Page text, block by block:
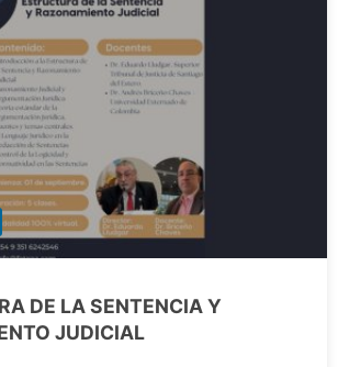
DE LA SENTENCIA Y
JUDICIAL